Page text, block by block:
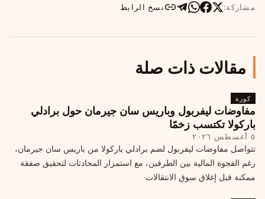
مشاركة: نسخ الرابط
مقالات ذات صلة
كورة
مفاوضات ليفربول وباريس سان جيرمان حول برادلي
باركولا تكتسب زخمًا
٥ أغسطس ٢٠٢٦
تتواصل مفاوضات ليفربول لضم برادلي باركولا من باريس سان جيرمان،
رغم الفجوة المالية بين الطرفين، مع استمرار المحادثات لتحقيق صفقة
ممكنة قبل إغلاق سوق الانتقالات